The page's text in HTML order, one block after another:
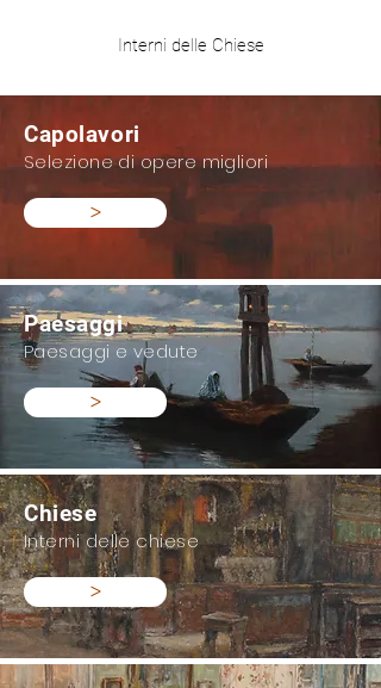
Capolavori
Selezione di opere migliori
>
Paesaggi
Paesaggi e vedute
>
Chiese
Interni delle chiese
>
Interni delle Chiese